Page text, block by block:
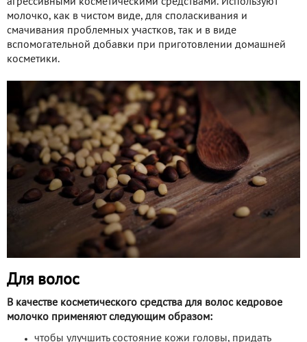
агрессивными косметическими средствами. Используют
молочко, как в чистом виде, для споласкивания и
смачивания проблемных участков, так и в виде
вспомогательной добавки при приготовлении домашней
косметики.
Для волос
В качестве косметического средства для волос кедровое
молочко применяют следующим образом:
чтобы улучшить состояние кожи головы, придать